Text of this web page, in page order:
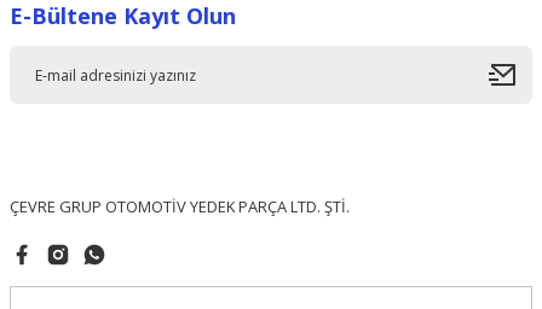
Ürün resmi kalitesiz, bozuk veya görüntülenemiyor.
E-Bültene Kayıt Olun
ÇEVRE GRUP OTOMOTİV YEDEK PARÇA LTD. ŞTİ.